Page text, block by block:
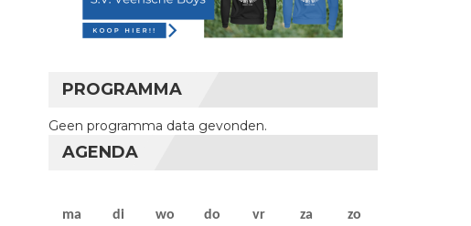
PROGRAMMA
Geen programma data gevonden.
AGENDA
ma maandag
di dinsdag
wo woensdag
do donderdag
vr vrijdag
za zaterdag
zo